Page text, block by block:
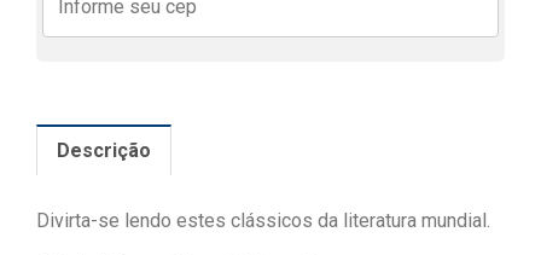
Descrição
Divirta-se lendo estes clássicos da literatura mundial.